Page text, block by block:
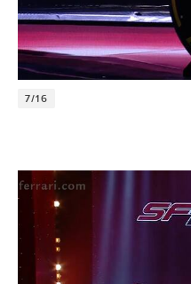
7/16